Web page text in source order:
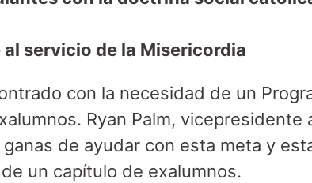
servicio de la Misericordia
con la necesidad de un
Ryan Palm, vicepresidente
de ayudar con esta meta y
un capítulo de exalumnos.